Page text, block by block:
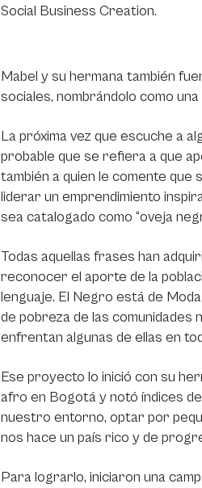
Social Business Creation.
Mabel y su hermana también
sociales, nombrándolo como
La próxima vez que escuche a
probable que se refiera a que
también a quien le comente que
liderar un emprendimiento
sea catalogado como “oveja
Todas aquellas frases han
reconocer el aporte de la
lenguaje. El Negro está de
de pobreza de las comunidades
enfrentan algunas de ellas en
Ese proyecto lo inició con su
afro en Bogotá y notó índices
nuestro entorno, optar por
nos hace un país rico y de
Para lograrlo, iniciaron una